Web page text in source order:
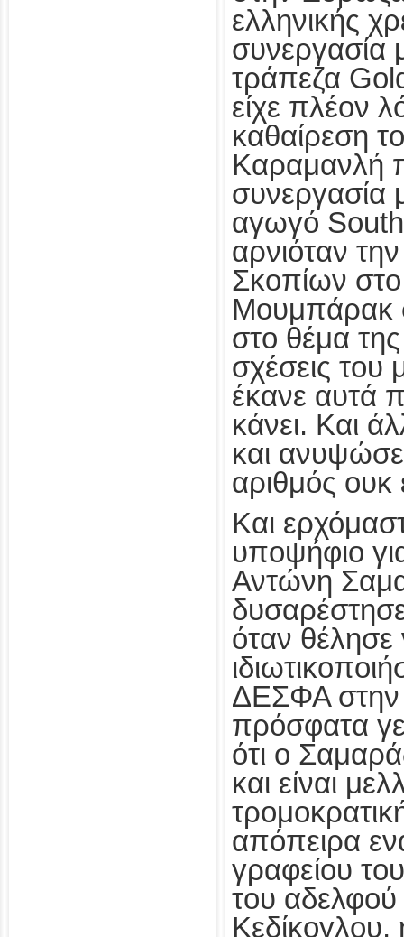
ελληνικής
συνεργασία
τράπεζα
είχε πλέον
καθαίρεση
Καραμανλή
συνεργασία
αγωγό
αρνιόταν
Σκοπίων
Μουμπάρακ
στο θέμα της
σχέσεις του
έκανε αυτά
κάνει. Και
και
αριθμός ουκ
Και
υποψήφιο
Αντώνη
όταν θέλησε
ΔΕΣΦΑ
πρόσφατα
ότι ο
και είναι
απόπειρα
γραφείου
του αδελφού